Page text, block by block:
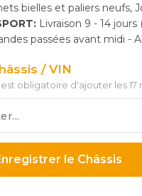
bielles et paliers neufs,
Livraison 9 - 14
passées avant midi -
/ VIN
est obligatoire d'ajouter les 17
le Châssis